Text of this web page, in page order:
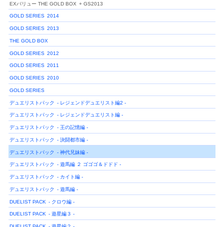
EXバリュー THE GOLD BOX + GS2013
GOLD SERIES 2014
GOLD SERIES 2013
THE GOLD BOX
GOLD SERIES 2012
GOLD SERIES 2011
GOLD SERIES 2010
GOLD SERIES
デュエリストパック - レジェンドデュエリスト編2 -
デュエリストパック - レジェンドデュエリスト編 -
デュエリストパック - 王の記憶編 -
デュエリストパック - 決闘都市編 -
デュエリストパック - 神代兄妹編 -
デュエリストパック - 遊馬編 ２ ゴゴゴ＆ドドド -
デュエリストパック - カイト編 -
デュエリストパック - 遊馬編 -
DUELIST PACK - クロウ編 -
DUELIST PACK - 遊星編３ -